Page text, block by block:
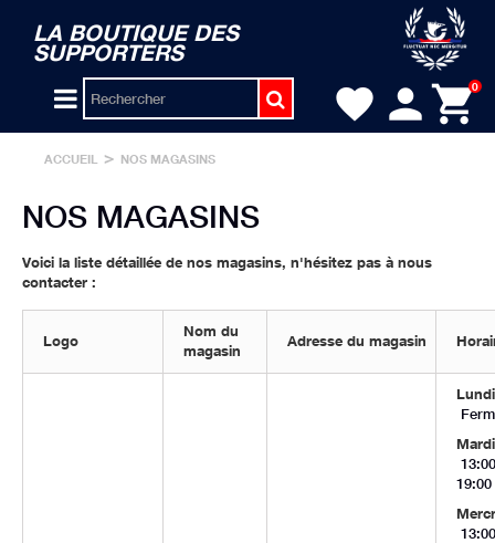
LA BOUTIQUE DES
SUPPORTERS
shopping_cart
0
person
favorite
ACCUEIL > NOS MAGASINS
NOS MAGASINS
Voici la liste détaillée de nos magasins, n'hésitez pas à nous
contacter :
Logo
Nom du
magasin
Adresse du magasin
19:00